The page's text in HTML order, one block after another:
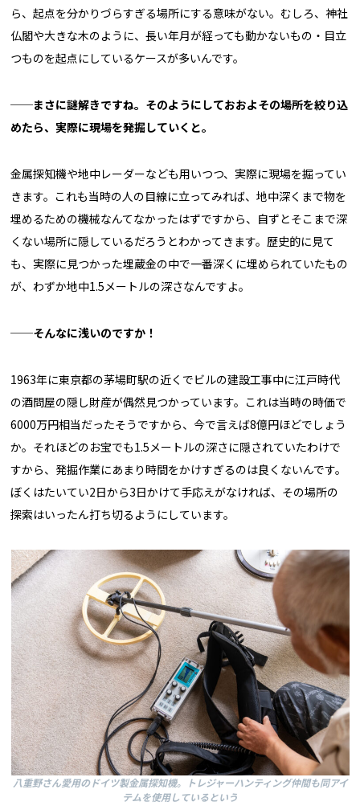
ら、起点を分かりづらすぎる場所にする意味がない。むしろ、神社
仏閣や大きな木のように、長い年月が経っても動かないもの・目立
つものを起点にしているケースが多いんです。
──まさに謎解きですね。そのようにしておおよその場所を絞り込
めたら、実際に現場を発掘していくと。
金属探知機や地中レーダーなども用いつつ、実際に現場を掘ってい
きます。これも当時の人の目線に立ってみれば、地中深くまで物を
埋めるための機械なんてなかったはずですから、自ずとそこまで深
くない場所に隠しているだろうとわかってきます。歴史的に見て
も、実際に見つかった埋蔵金の中で一番深くに埋められていたもの
が、わずか地中1.5メートルの深さなんですよ。
──そんなに浅いのですか！
1963年に東京都の茅場町駅の近くでビルの建設工事中に江戸時代
の酒問屋の隠し財産が偶然見つかっています。これは当時の時価で
6000万円相当だったそうですから、今で言えば8億円ほどでしょう
か。それほどのお宝でも1.5メートルの深さに隠されていたわけで
すから、発掘作業にあまり時間をかけすぎるのは良くないんです。
ぼくはたいてい2日から3日かけて手応えがなければ、その場所の
探索はいったん打ち切るようにしています。
八重野さん愛用のドイツ製金属探知機。トレジャーハンティング仲間も同アイ
テムを使用しているという